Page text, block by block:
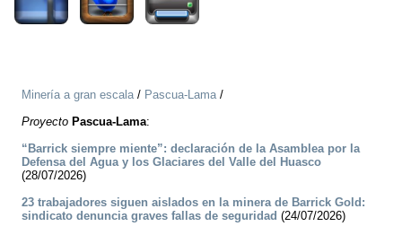
Minería a gran escala/ Pascua-Lama/
Proyecto Pascua-Lama:
“Barrick siempre miente”: declaración de la Asamblea por la
Defensa del Agua y los Glaciares del Valle del Huasco
(28/07/2026)
23 trabajadores siguen aislados en la minera de Barrick Gold:
sindicato denuncia graves fallas de seguridad (24/07/2026)